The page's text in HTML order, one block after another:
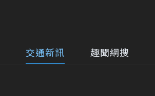
交通新訊 趣聞網搜